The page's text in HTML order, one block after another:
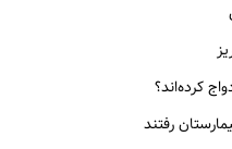
کرده‌اند؟
رفتند